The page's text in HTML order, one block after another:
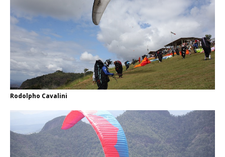
Rodolpho Cavalini